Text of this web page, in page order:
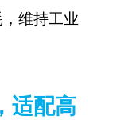
维持工业
适配高